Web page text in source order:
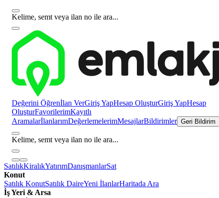
Kelime, semt veya ilan no ile ara...
Değerini Öğrenİlan VerGiriş YapHesap OluşturGiriş YapHesap
OluşturFavorilerimKayıtlı
AramalarİlanlarımDeğerlemelerimMesajlarBildirimler Geri Bildirim
Kelime, semt veya ilan no ile ara...
SatılıkKiralıkYatırımDanışmanlarSat
Konut
Satılık KonutSatılık DaireYeni İlanlarHaritada Ara
İş Yeri & Arsa